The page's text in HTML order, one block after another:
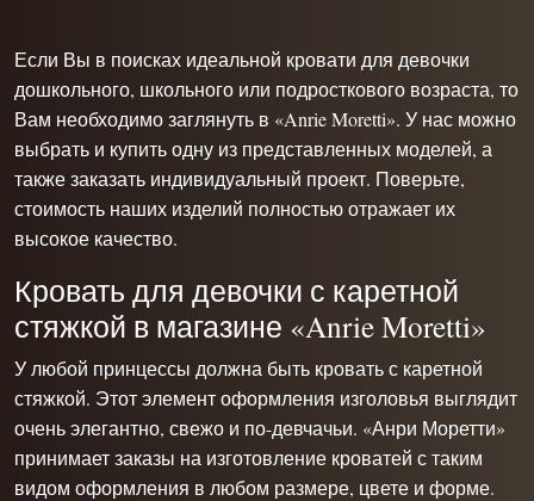
Если Вы в поисках идеальной кровати для девочки
дошкольного, школьного или подросткового возраста, то
Вам необходимо заглянуть в «Anrie Moretti». У нас можно
выбрать и купить одну из представленных моделей, а
также заказать индивидуальный проект. Поверьте,
стоимость наших изделий полностью отражает их
высокое качество.
Кровать для девочки с каретной
стяжкой в магазине «Anrie Moretti»
У любой принцессы должна быть кровать с каретной
стяжкой. Этот элемент оформления изголовья выглядит
очень элегантно, свежо и по-девчачьи. «Анри Моретти»
принимает заказы на изготовление кроватей с таким
видом оформления в любом размере, цвете и форме.